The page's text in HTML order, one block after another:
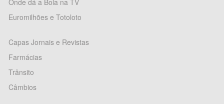
Onde dá a Bola na TV
Euromilhões e Totoloto
Capas Jornais e Revistas
Farmácias
Trânsito
Câmbios